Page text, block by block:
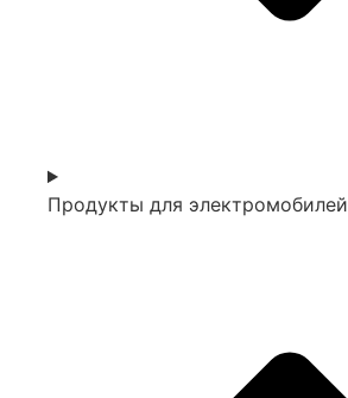
Продукты для электромобилей